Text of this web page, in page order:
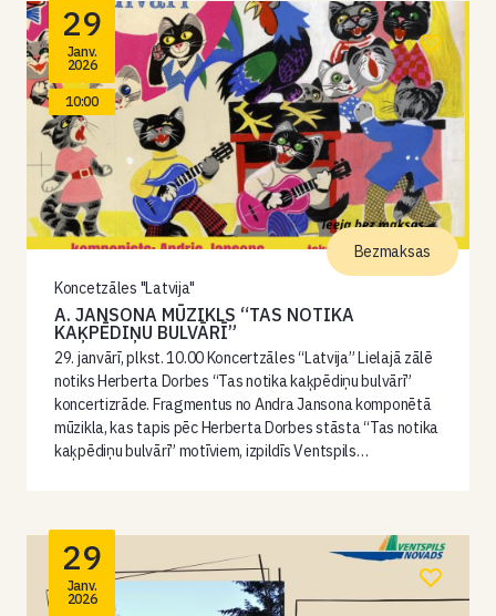
29
Janv.
2026
10:00
Koncetzāles "Latvija"
A. JANSONA MŪZIKLS “TAS NOTIKA
KAĶPĒDIŅU BULVĀRĪ”
29. janvārī, plkst. 10.00 Koncertzāles “Latvija” Lielajā zālē
notiks Herberta Dorbes “Tas notika kaķpēdiņu bulvārī”
koncertizrāde. Fragmentus no Andra Jansona komponētā
mūzikla, kas tapis pēc Herberta Dorbes stāsta “Tas notika
kaķpēdiņu bulvārī” motīviem, izpildīs Ventspils…
Bezmaksas
29
Janv.
2026